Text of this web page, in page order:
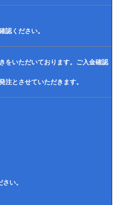
認ください。
をいただいております。ご入金確認
とさせていただきます。
い。